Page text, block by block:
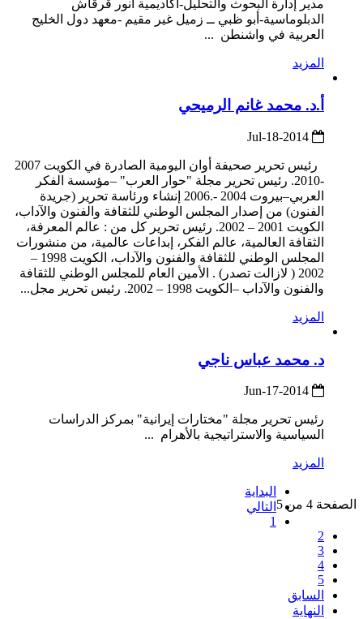
مدير إدارة البحوث والتحليل-أكاديمية أنور قرقاش
الدبلوماسية-أبو ظبي ــ زميل غير مقيم -معهد دول الخليج
العربية في واشنطن ...
المزيد
أ.د. محمد غانم الرميحي
رئيس تحرير صحيفة أوان اليومية الصادرة في الكويت 2007
-2010. رئيس تحرير مجلة "حوار العرب" –مؤسسة الفكر
العربي–بيروت 2004 -.2006 إنشاء ورئاسة تحرير (جريدة
الفنون) من إصدار المجلس الوطني للثقافة والفنون والآداب،
الكويت 2001 – 2002. رئيس تحرير كل من : عالم المعرفة،
الثقافة العالمية، عالم الفكر، إبداعات عالمية، من منشورات
المجلس الوطني للثقافة والفنون والآداب، الكويت 1998 –
2002 ( لازالت تصدر) . الأمين العام للمجلس الوطني للثقافة
والفنون والآداب –الكويت 1998 – 2002. رئيس تحرير مجل...
المزيد
د. محمد عباس ناجي
رئيس تحرير مجلة "مختارات إيرانية" بمركز الدراسات
السياسية والاستراتيجية بالأهرام ...
المزيد
الصفحة 4 من 5
البداية
التالي
1
2
3
4
5
السابق
النهاية